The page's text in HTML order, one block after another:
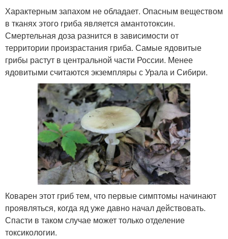
Характерным запахом не обладает. Опасным веществом
в тканях этого гриба является амантотоксин.
Смертельная доза разнится в зависимости от
территории произрастания гриба. Самые ядовитые
грибы растут в центральной части России. Менее
ядовитыми считаются экземпляры с Урала и Сибири.
Коварен этот гриб тем, что первые симптомы начинают
проявляться, когда яд уже давно начал действовать.
Спасти в таком случае может только отделение
токсикологии.